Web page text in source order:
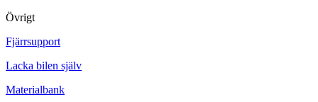
Övrigt
Fjärrsupport
Lacka bilen själv
Materialbank